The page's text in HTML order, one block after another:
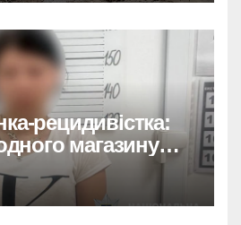
рецидивістка:
магазину